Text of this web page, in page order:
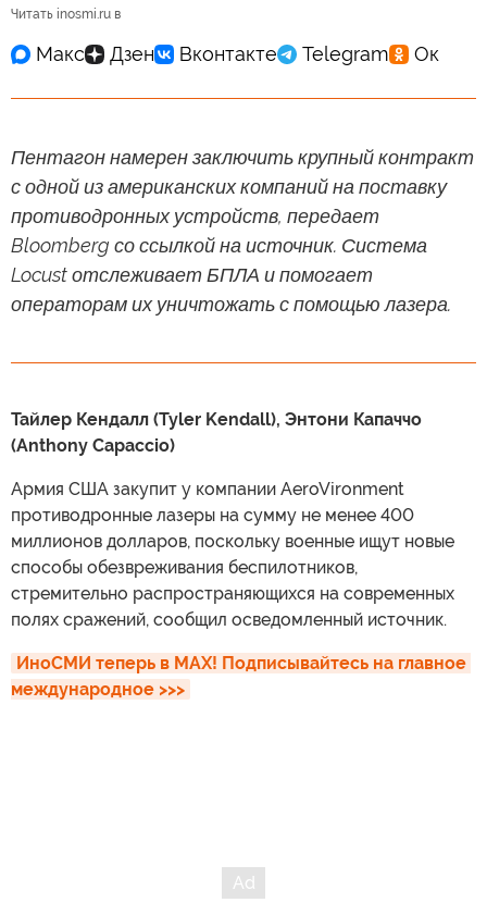
Читать inosmi.ru в
Пентагон намерен заключить крупный контракт
с одной из американских компаний на поставку
противодронных устройств, передает
Bloomberg со ссылкой на источник. Система
Locust отслеживает БПЛА и помогает
операторам их уничтожать с помощью лазера.
Тайлер Кендалл (Tyler Kendall), Энтони Капаччо
(Anthony Capaccio)
Армия США закупит у компании AeroVironment
противодронные лазеры на сумму не менее 400
миллионов долларов, поскольку военные ищут новые
способы обезвреживания беспилотников,
стремительно распространяющихся на современных
полях сражений, сообщил осведомленный источник.
ИноСМИ теперь в MAX! Подписывайтесь на главное
международное >>>